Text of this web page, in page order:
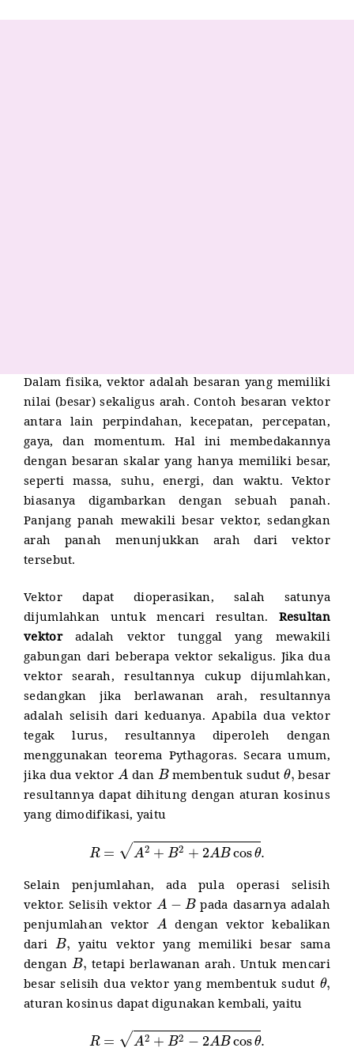
Dalam fisika, vektor adalah besaran yang memiliki
nilai (besar) sekaligus arah. Contoh besaran vektor
antara lain perpindahan, kecepatan, percepatan,
gaya, dan momentum. Hal ini membedakannya
dengan besaran skalar yang hanya memiliki besar,
seperti massa, suhu, energi, dan waktu. Vektor
biasanya digambarkan dengan sebuah panah.
Panjang panah mewakili besar vektor, sedangkan
arah panah menunjukkan arah dari vektor
tersebut.
Vektor dapat dioperasikan, salah satunya
dijumlahkan untuk mencari resultan. Resultan
vektoradalah vektor tunggal yang mewakili
gabungan dari beberapa vektor sekaligus. Jika dua
vektor searah, resultannya cukup dijumlahkan,
sedangkan jika berlawanan arah, resultannya
adalah selisih dari keduanya. Apabila dua vektor
tegak lurus, resultannya diperoleh dengan
menggunakan teorema Pythagoras. Secara umum,
jika dua vektorAdanBmembentuk sudutθ,besar
resultannya dapat dihitung dengan aturan kosinus
yang dimodifikasi, yaitu
A2+B2+2ABcosθ.
Selain penjumlahan, ada pula operasi selisih
vektor. Selisih vektor A−B
pada dasarnya adalah
penjumlahan vektorA dengan vektor kebalikan
dariB, yaitu vektor yang memiliki besar sama
denganB, tetapi berlawanan arah. Untuk mencari
besar selisih dua vektor yang membentuk sudut θ,
aturan kosinus dapat digunakan kembali, yaitu
=A2+B2−2ABcosθ.